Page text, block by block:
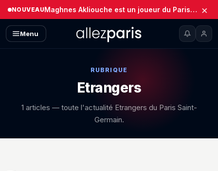
NOUVEAU Maghnes Akliouche est un joueur du Paris Saint-Germain (Officiel) ×
Menu
RUBRIQUE
Etrangers
1 articles — toute l'actualité Etrangers du Paris Saint-
Germain.